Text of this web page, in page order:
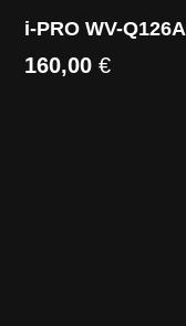
i-PRO WV-Q126A
160,00€